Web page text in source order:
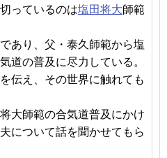
っているのは塩田将大師範
あり、父・泰久師範から塩
道の普及に尽力している。
伝え、その世界に触れても
大師範の合気道普及にかけ
について話を聞かせてもら